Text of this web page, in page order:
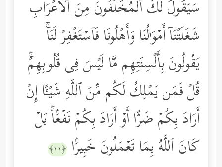
سَیَقُولُ لَكَ ٱلۡمُخَلَّفُونَ مِنَ ٱلۡأَعۡرَابِ
شَغَلَتۡنَاۤ أَمۡوَ ٰ⁠لُنَا وَأَهۡلُونَا فَٱسۡتَغۡفِرۡ لَنَاۚ
یَقُولُونَ بِأَلۡسِنَتِهِم مَّا لَیۡسَ فِی قُلُوبِهِمۡۚ
قُلۡ فَمَن یَمۡلِكُ لَكُم مِّنَ ٱللَّهِ شَیۡـًٔا إِنۡ
أَرَادَ بِكُمۡ ضَرًّا أَوۡ أَرَادَ بِكُمۡ نَفۡعَۢاۚ بَلۡ
كَانَ ٱللَّهُ بِمَا تَعۡمَلُونَ خَبِیرَۢا ﴿١١﴾